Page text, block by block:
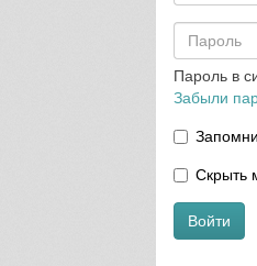
Пароль в
Забыли
Скрыть
Войти